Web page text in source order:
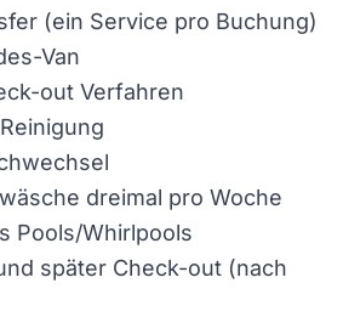
(ein Service pro Buchung)
Van
out Verfahren
dreimal pro Woche
Pools/Whirlpools
später Check-out (nach